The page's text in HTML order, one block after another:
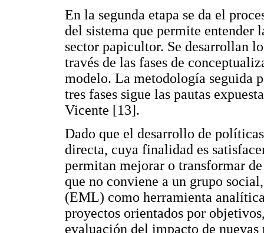
En la segunda etapa se da el
del sistema que permite
sector papicultor. Se desarrollan
través de las fases de
modelo. La metodología seguida
tres fases sigue las pautas
Vicente [13].
Dado que el desarrollo de
directa, cuya finalidad es
permitan mejorar o transformar
que no conviene a un grupo
(EML) como herramienta
proyectos orientados por
evaluación del impacto de